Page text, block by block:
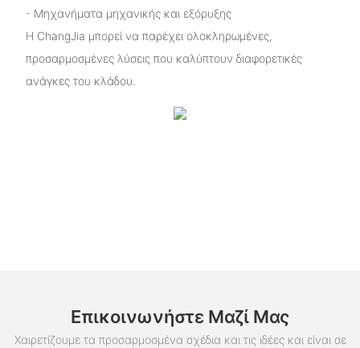
- Μηχανήματα μηχανικής και εξόρυξης
Η ChangJia μπορεί να παρέχει ολοκληρωμένες,
προσαρμοσμένες λύσεις που καλύπτουν διαφορετικές
ανάγκες του κλάδου.
Επικοινωνήστε Μαζί Μας
Χαιρετίζουμε τα προσαρμοσμένα σχέδια και τις ιδέες και είναι σε